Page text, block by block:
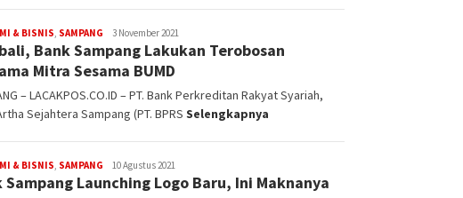
& BISNIS, SAMPANG Redaksi
3 November 2021
Bank Sampang Lakukan Terobosan
Mitra Sesama BUMD
– LACAKPOS.CO.ID – PT. Bank Perkreditan Rakyat Syariah,
Sejahtera Sampang (PT. BPRS Selengkapnya
& BISNIS, SAMPANG Redaksi
10 Agustus 2021
Sampang Launching Logo Baru, Ini Maknanya